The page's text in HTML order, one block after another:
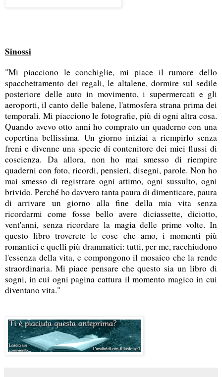
Sinossi
"Mi piacciono le conchiglie, mi piace il rumore dello
spacchettamento dei regali, le altalene, dormire sul sedile
posteriore delle auto in movimento, i supermercati e gli
aeroporti, il canto delle balene, l'atmosfera strana prima dei
temporali. Mi piacciono le fotografie, più di ogni altra cosa.
Quando avevo otto anni ho comprato un quaderno con una
copertina bellissima. Un giorno iniziai a riempirlo senza
freni e divenne una specie di contenitore dei miei flussi di
coscienza. Da allora, non ho mai smesso di riempire
quaderni con foto, ricordi, pensieri, disegni, parole. Non ho
mai smesso di registrare ogni attimo, ogni sussulto, ogni
brivido. Perché ho davvero tanta paura di dimenticare, paura
di arrivare un giorno alla fine della mia vita senza
ricordarmi come fosse bello avere diciassette, diciotto,
vent'anni, senza ricordare la magia delle prime volte. In
questo libro troverete le cose che amo, i momenti più
romantici e quelli più drammatici: tutti, per me, racchiudono
l'essenza della vita, e compongono il mosaico che la rende
straordinaria. Mi piace pensare che questo sia un libro di
sogni, in cui ogni pagina cattura il momento magico in cui
diventano vita."